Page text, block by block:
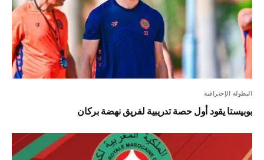
البطولة الإحترافية
بوبيستا يقود أول حصة تدريبية لفريق نهضة بركان